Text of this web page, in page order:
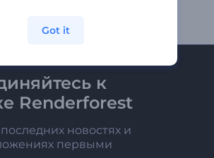
к
Renderforest
новостях и
первыми
Got it